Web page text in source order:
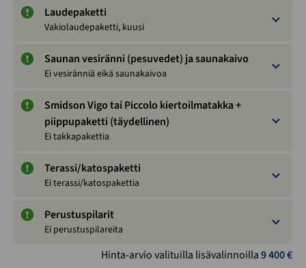
Laudepaketti
Vakiolaudepaketti, kuusi
Saunan vesiränni (pesuvedet) ja saunakaivo
Ei vesiränniä eikä saunakaivoa
Smidson Vigo tai Piccolo kiertoilmatakka +
piippupaketti (täydellinen)
Ei takkapakettia
Terassi/katospaketti
Ei terassi/katospakettia
Perustuspilarit
Ei perustuspilareita
Hinta-arvio valituilla lisävalinnoilla9 400€